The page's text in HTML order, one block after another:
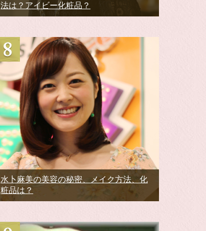
法は？アイビー化粧品？
水卜麻美の美容の秘密、メイク方法、化
粧品は？